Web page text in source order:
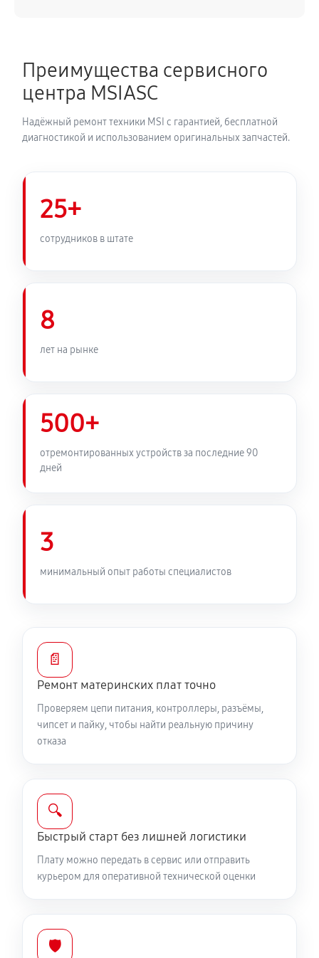
Преимущества сервисного
центра MSIASC
Надёжный ремонт техники MSI с гарантией, бесплатной
диагностикой и использованием оригинальных запчастей.
25+
сотрудников в штате
8
лет на рынке
500+
отремонтированных устройств за последние 90
дней
3
минимальный опыт работы специалистов
📄
Ремонт материнских плат точно
Проверяем цепи питания, контроллеры, разъёмы,
чипсет и пайку, чтобы найти реальную причину
отказа
🔍
Быстрый старт без лишней логистики
Плату можно передать в сервис или отправить
курьером для оперативной технической оценки
🛡️